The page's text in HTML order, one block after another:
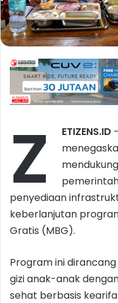
Z ETIZENS.ID
penyediaan
keberlanjutan
Gratis (MBG).
Program ini
gizi anak-anak
sehat berbasis